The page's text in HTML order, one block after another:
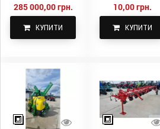
285 000,00 грн.
КУПИТИ
10,00 грн.
КУПИТИ